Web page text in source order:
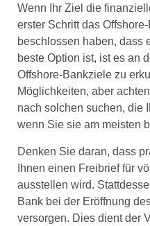
Wenn Ihr Ziel die
erster Schritt das
beschlossen haben, dass
beste Option ist, ist es an
Offshore-Bankziele zu
Möglichkeiten, aber
nach solchen suchen, die
wenn Sie sie am meisten
Denken Sie daran, dass
Ihnen einen Freibrief für
ausstellen wird.
Bank bei der Eröffnung
versorgen. Dies dient der